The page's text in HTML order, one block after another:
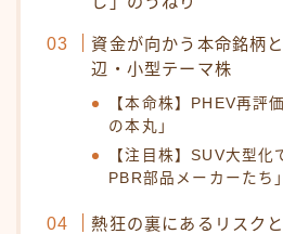
資金が向かう本命銘柄
辺・小型テーマ株
【本命株】PHEV再評
の本丸」
【注目株】SUV大型
PBR部品メーカーたち」
熱狂の裏にあるリスク